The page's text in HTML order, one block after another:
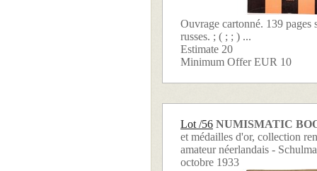
Ouvrage cartonné. 139 pages
russes. ; ( ; ; ) ...
Estimate 20
Minimum Offer EUR 10
Lot /56 NUMISMATIC
et médailles d'or, collection
amateur néerlandais -
octobre 1933